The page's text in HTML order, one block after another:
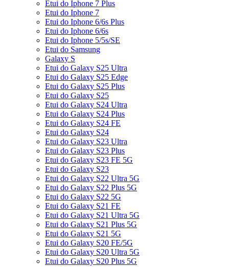
Etui do Iphone 7 Plus
Etui do Iphone 7
Etui do Iphone 6/6s Plus
Etui do Iphone 6/6s
Etui do Iphone 5/5s/SE
Etui do Samsung
Galaxy S
Etui do Galaxy S25 Ultra
Etui do Galaxy S25 Edge
Etui do Galaxy S25 Plus
Etui do Galaxy S25
Etui do Galaxy S24 Ultra
Etui do Galaxy S24 Plus
Etui do Galaxy S24 FE
Etui do Galaxy S24
Etui do Galaxy S23 Ultra
Etui do Galaxy S23 Plus
Etui do Galaxy S23 FE 5G
Etui do Galaxy S23
Etui do Galaxy S22 Ultra 5G
Etui do Galaxy S22 Plus 5G
Etui do Galaxy S22 5G
Etui do Galaxy S21 FE
Etui do Galaxy S21 Ultra 5G
Etui do Galaxy S21 Plus 5G
Etui do Galaxy S21 5G
Etui do Galaxy S20 FE/5G
Etui do Galaxy S20 Ultra 5G
Etui do Galaxy S20 Plus 5G